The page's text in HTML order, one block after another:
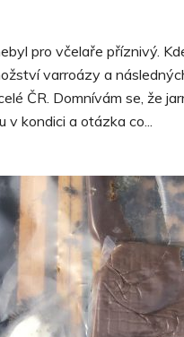
pro včelaře příznivý.
varroázy a
ČR. Domnívám se, že
v kondici a otázka co...